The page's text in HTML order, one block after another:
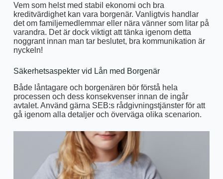
Vem som helst med stabil ekonomi och bra
kreditvärdighet kan vara borgenär. Vanligtvis handlar
det om familjemedlemmar eller nära vänner som litar på
varandra. Det är dock viktigt att tänka igenom detta
noggrant innan man tar beslutet, bra kommunikation är
nyckeln!
Säkerhetsaspekter vid Lån med Borgenär
Både låntagare och borgenären bör förstå hela
processen och dess konsekvenser innan de ingår
avtalet. Använd gärna SEB:s rådgivningstjänster för att
gå igenom alla detaljer och överväga olika scenarion.